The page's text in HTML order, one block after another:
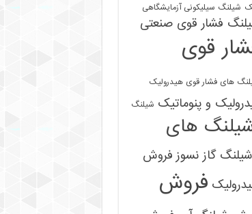
شیلنگ سیلیکونی آزمایشگاهی
فشار قوی صنعتی
قوی
های فشار قوی هیدرولیک
و پنوماتیک شیلنگ
های
شیلنگ گاز نسوز فروش
فروش